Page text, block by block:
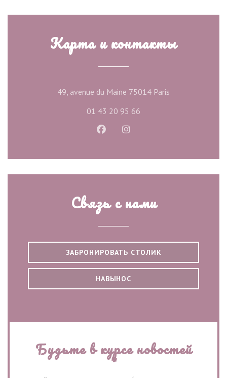
Карта и контакты
49, avenue du Maine 75014 Paris
01 43 20 95 66
Facebook ((открывается в
Instagram ((открывается
Связь с нами
ЗАБРОНИРОВАТЬ СТОЛИК
НАВЫНОС
Будьте в курсе новостей
*